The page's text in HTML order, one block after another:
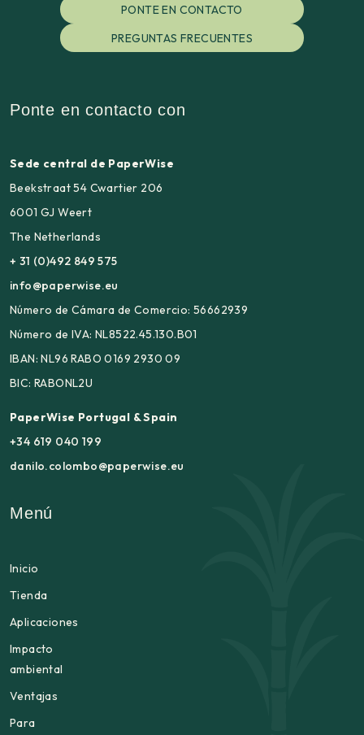
PONTE EN CONTACTO
PREGUNTAS FRECUENTES
Ponte en contacto con
Sede central de PaperWise
Beekstraat 54 Cwartier 206
6001 GJ Weert
The Netherlands
+ 31 (0)492 849 575
info@paperwise.eu
Número de Cámara de Comercio: 56662939
Número de IVA: NL8522.45.130.B01
IBAN: NL96 RABO 0169 2930 09
BIC: RABONL2U
PaperWise Portugal & Spain
+34 619 040 199
danilo.colombo@paperwise.eu
Menú
Inicio
Tienda
Aplicaciones
Impacto
ambiental
Ventajas
Para